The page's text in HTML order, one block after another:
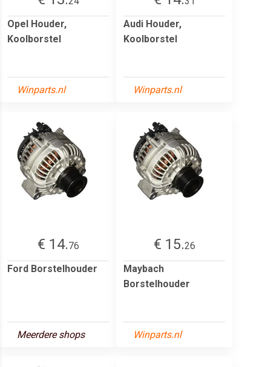
Opel Houder,
Koolborstel
Winparts.nl
Audi Houder,
Koolborstel
Winparts.nl
€ 14.76
Ford Borstelhouder
Meerdere shops
€ 15.26
Maybach
Borstelhouder
Winparts.nl